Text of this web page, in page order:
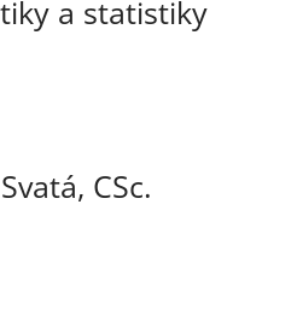
a statistiky
CSc.